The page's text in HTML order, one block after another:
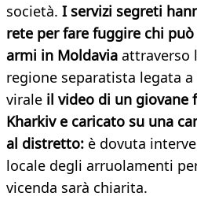
società. I servizi segreti
rete per fare fuggire chi
armi in Moldavia attraverso
regione separatista legata
virale il video di un giovane
Kharkiv e caricato su una
al distretto: è dovuta
locale degli arruolamenti
vicenda sarà chiarita.